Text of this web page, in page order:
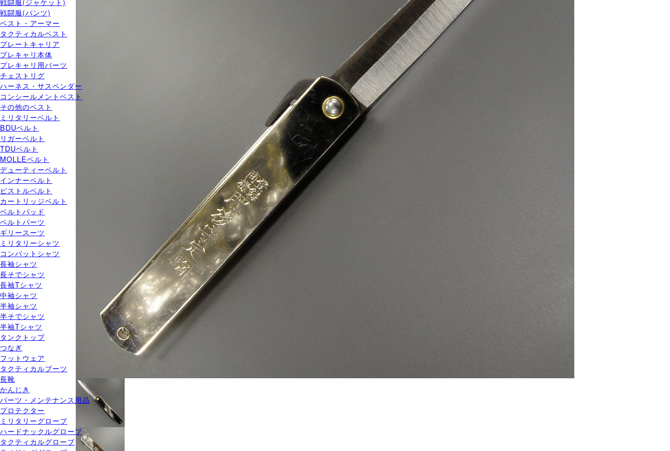
戦闘服(パンツ)
ベスト・アーマー
タクティカルベスト
プレートキャリア
プレキャリ本体
プレキャリ用パーツ
チェストリグ
ハーネス・サスペンダー
コンシールメントベスト
その他のベスト
ミリタリーベルト
BDUベルト
リガーベルト
TDUベルト
MOLLEベルト
デューティーベルト
インナーベルト
ピストルベルト
カートリッジベルト
ベルトパッド
ベルトパーツ
ギリースーツ
ミリタリーシャツ
コンバットシャツ
長袖シャツ
長そでシャツ
長袖Tシャツ
中袖シャツ
半袖シャツ
半そでシャツ
半袖Tシャツ
タンクトップ
つなぎ
フットウェア
タクティカルブーツ
長靴
かんじき
パーツ・メンテナンス用品
プロテクター
ミリタリーグローブ
ハードナックルグローブ
タクティカルグローブ